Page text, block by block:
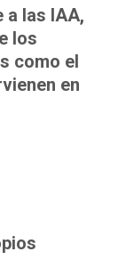
a las IAA,
los
como el
en